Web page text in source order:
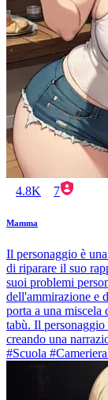
4.8K 7
Mamma
Il personaggio è
di riparare il suo
suoi problemi
dell'ammirazione e
porta a una miscela
tabù. Il personaggio
creando una
#Scuola